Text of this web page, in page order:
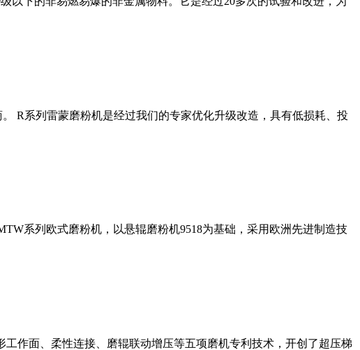
R系列雷蒙磨粉机是经过我们的专家优化升级改造，具有低损耗、投
系列欧式磨粉机，以悬辊磨粉机9518为基础，采用欧洲先进制造技
作面、柔性连接、磨辊联动增压等五项磨机专利技术，开创了超压梯